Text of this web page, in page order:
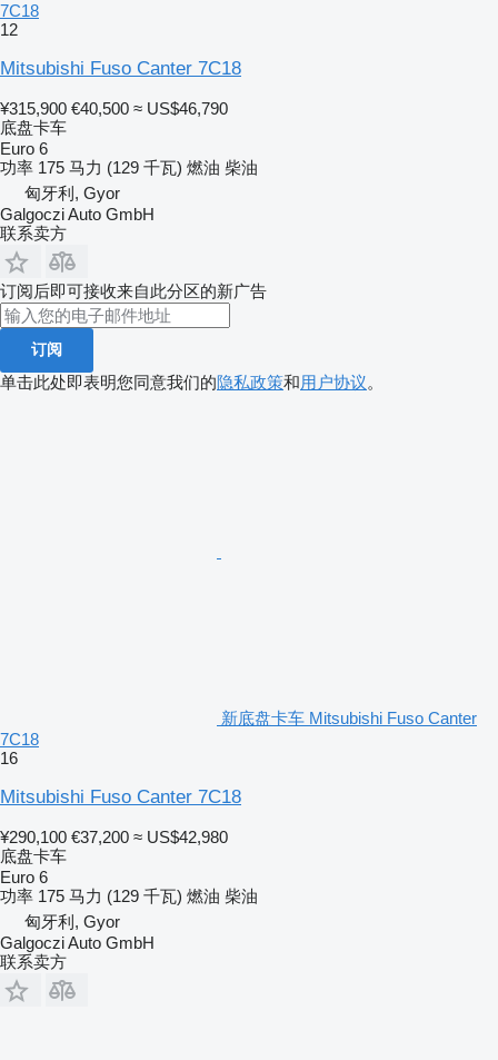
7C18
12
Mitsubishi Fuso Canter 7C18
¥315,900 €40,500 ≈ US$46,790
底盘卡车
Euro 6
功率 175 马力 (129 千瓦) 燃油 柴油
匈牙利, Gyor
Galgoczi Auto GmbH
联系卖方
订阅后即可接收来自此分区的新广告
订阅
单击此处即表明您同意我们的隐私政策和用户协议。
新底盘卡车 Mitsubishi Fuso Canter
7C18
16
Mitsubishi Fuso Canter 7C18
¥290,100 €37,200 ≈ US$42,980
底盘卡车
Euro 6
功率 175 马力 (129 千瓦) 燃油 柴油
匈牙利, Gyor
Galgoczi Auto GmbH
联系卖方